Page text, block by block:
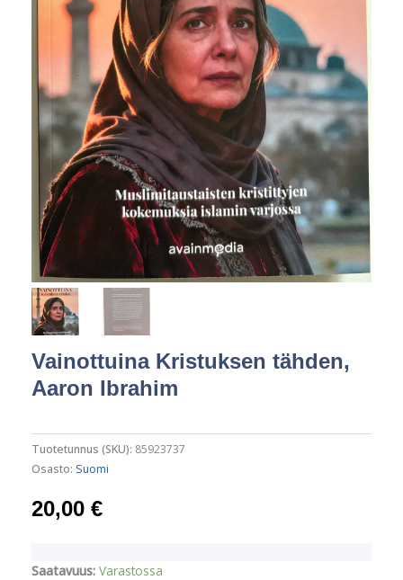
Vainottuina Kristuksen tähden,
Aaron Ibrahim
Tuotetunnus (SKU): 85923737
Osasto: Suomi
20,00 €
Saatavuus: Varastossa
Vainottuina